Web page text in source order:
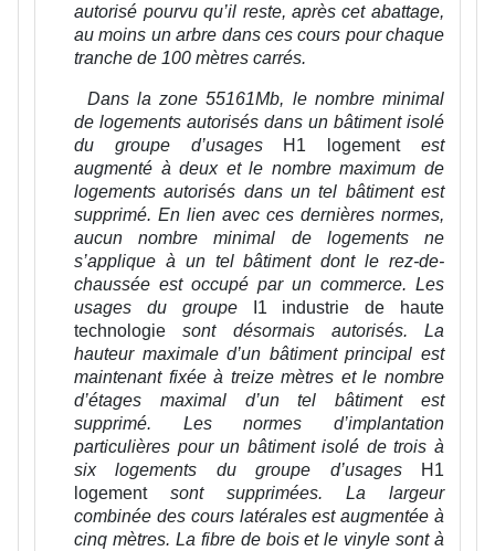
autorisé pourvu qu’il reste, après cet abattage,
au moins un arbre dans ces cours pour chaque
tranche de 100 mètres carrés.
Dans la zone 55161Mb, le nombre minimal
de logements autorisés dans un bâtiment isolé
du groupe d’usages H1 logement est
augmenté à deux et le nombre maximum de
logements autorisés dans un tel bâtiment est
supprimé. En lien avec ces dernières normes,
aucun nombre minimal de logements ne
s’applique à un tel bâtiment dont le rez-de-
chaussée est occupé par un commerce. Les
usages du groupe
I1 industrie de haute
technologiesont désormais autorisés. La
hauteur maximale d’un bâtiment principal est
maintenant fixée à treize mètres et le nombre
d’étages maximal d’un tel bâtiment est
supprimé. Les normes d’implantation
particulières pour un bâtiment isolé de trois à
six logements du groupe d’usages
H1
logementsont supprimées. La largeur
combinée des cours latérales est augmentée à
cinq mètres. La fibre de bois et le vinyle sont à